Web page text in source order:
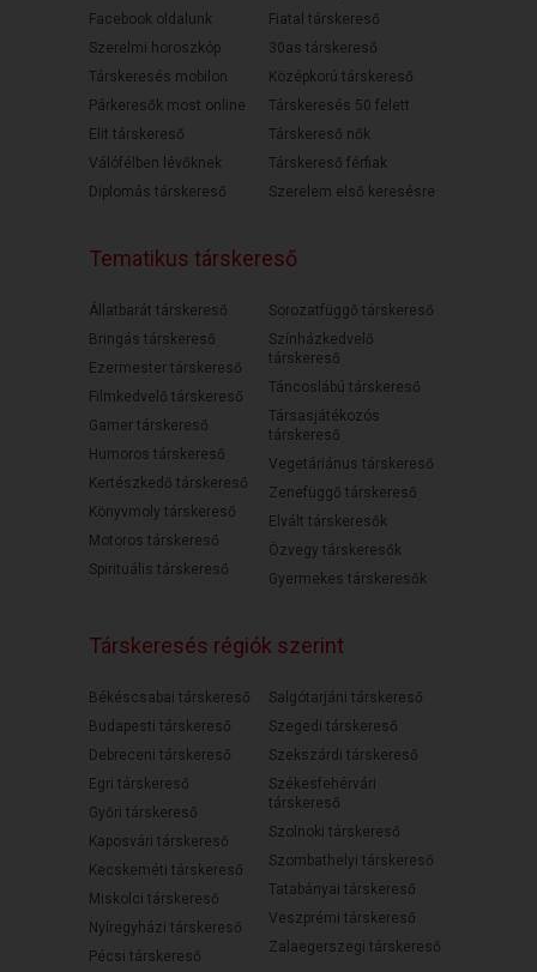
Facebook oldalunk
Szerelmi horoszkóp
Társkeresés mobilon
Párkeresők most online
Elit társkereső
Válófélben lévőknek
Diplomás társkereső
Fiatal társkereső
30as társkereső
Középkorú társkereső
Társkeresés 50 felett
Társkereső nők
Társkereső férfiak
Szerelem első keresésre
Tematikus társkereső
Állatbarát társkereső
Bringás társkereső
Ezermester társkereső
Filmkedvelő társkereső
Gamer társkereső
Humoros társkereső
Kertészkedő társkereső
Könyvmoly társkereső
Motoros társkereső
Spirituális társkereső
Sorozatfüggő társkereső
Színházkedvelő
társkereső
Táncoslábú társkereső
Társasjátékozós
társkereső
Vegetáriánus társkereső
Zenefüggő társkereső
Elvált társkeresők
Özvegy társkeresők
Gyermekes társkeresők
Társkeresés régiók szerint
Békéscsabai társkereső
Budapesti társkereső
Debreceni társkereső
Egri társkereső
Győri társkereső
Kaposvári társkereső
Kecskeméti társkereső
Miskolci társkereső
Nyíregyházi társkereső
Pécsi társkereső
Salgótarjáni társkereső
Szegedi társkereső
Szekszárdi társkereső
Székesfehérvári
társkereső
Szolnoki társkereső
Szombathelyi társkereső
Tatabányai társkereső
Veszprémi társkereső
Zalaegerszegi társkereső